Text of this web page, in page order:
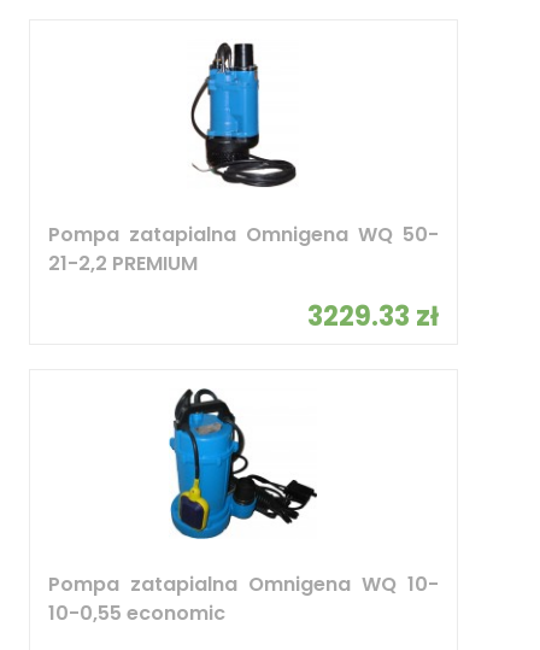
Pompa zatapialna Omnigena WQ 50-
21-2,2 PREMIUM
3229.33 zł
Pompa zatapialna Omnigena WQ 10-
10-0,55 economic